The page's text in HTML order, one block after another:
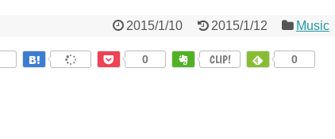
2015/1/10 2015/1/12 Music
0 CLIP! 0